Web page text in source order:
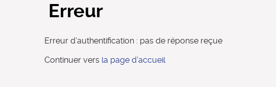
Erreur
Erreur d’authentification : pas de réponse reçue
Continuer vers la page d’accueil